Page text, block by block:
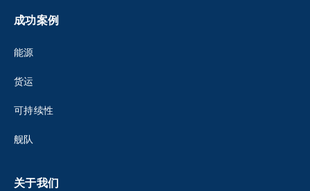
成功案例
能源
货运
可持续性
舰队
关于我们